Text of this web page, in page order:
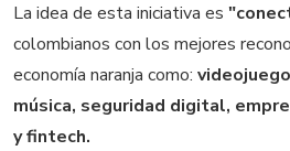
La idea de esta iniciativa es
colombianos con los mejores
economía naranja como:
música, seguridad digital,
y fintech.